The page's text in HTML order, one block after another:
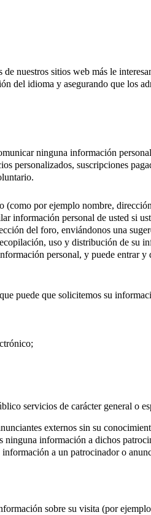
nuestros sitios web más le
del idioma y asegurando que los
ninguna información
personalizados, suscripciones
por ejemplo nombre,
información personal de usted si
del foro, enviándonos una
uso y distribución de su
personal, y puede entrar
puede que solicitemos su
servicios de carácter general o
externos sin su
información a dichos
a un patrocinador o
sobre su visita (por